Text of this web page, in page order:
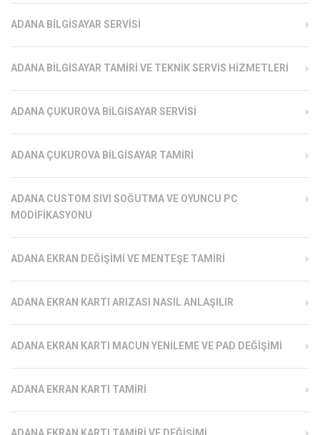
ADANA BILGISAYAR SERVISI
ADANA BILGISAYAR TAMIRI VE TEKNIK SERVIS HIZMETLERI
ADANA ÇUKUROVA BILGISAYAR SERVISI
ADANA ÇUKUROVA BILGISAYAR TAMIRI
ADANA CUSTOM SIVI SOĞUTMA VE OYUNCU PC
MODIFIKASYONU
ADANA EKRAN DEĞIŞIMI VE MENTEŞE TAMIRI
ADANA EKRAN KARTI ARIZASI NASIL ANLAŞILIR
ADANA EKRAN KARTI MACUN YENILEME VE PAD DEĞIŞIMI
ADANA EKRAN KARTI TAMIRI